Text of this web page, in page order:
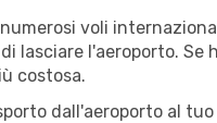
voli
lasciare l'aeroporto. Se
costosa.
dall'aeroporto al